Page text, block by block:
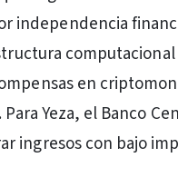
independencia
computacional
en
Yeza, el Banco
ingresos con bajo